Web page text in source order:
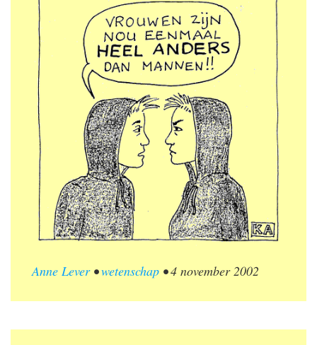
Anne Lever•wetenschap •4 november 2002